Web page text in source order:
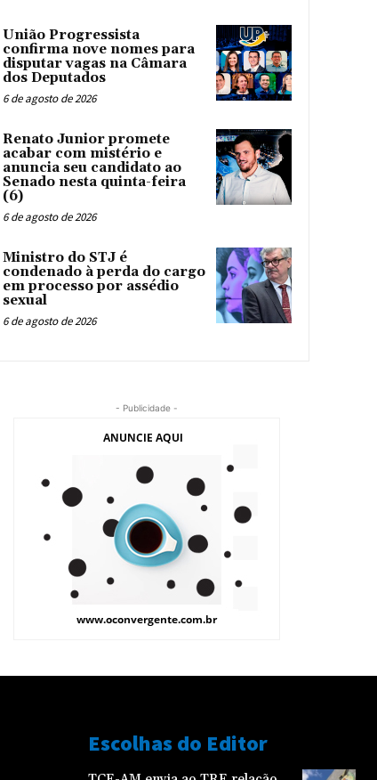
União Progressista
confirma nove nomes para
disputar vagas na Câmara
dos Deputados
6 de agosto de 2026
Renato Junior promete
acabar com mistério e
anuncia seu candidato ao
Senado nesta quinta-feira
(6)
6 de agosto de 2026
Ministro do STJ é
condenado à perda do cargo
em processo por assédio
sexual
6 de agosto de 2026
- Publicidade -
Escolhas do Editor